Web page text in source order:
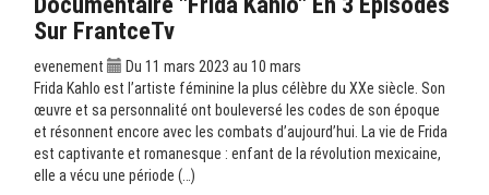
Sur FrantceTv
evenement
Du 11 mars 2023 au 10 mars
Frida Kahlo est l’artiste féminine la plus célèbre du XXe siècle. Son
œuvre et sa personnalité ont bouleversé les codes de son époque
et résonnent encore avec les combats d’aujourd’hui. La vie de Frida
est captivante et romanesque : enfant de la révolution mexicaine,
elle a vécu une période (…)